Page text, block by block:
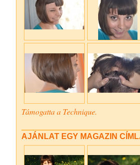
Támogatta a Technique.
AJÁNLAT EGY MAGAZIN